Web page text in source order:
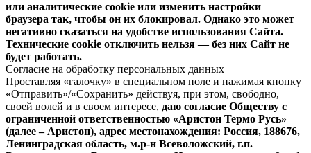
или аналитические cookie или изменить настройки
браузера так, чтобы он их блокировал. Однако это может
негативно сказаться на удобстве использования Сайта.
Технические cookie отключить нельзя — без них Сайт не
будет работать.
Согласие на обработку персональных данных
Проставляя «галочку» в специальном поле и нажимая кнопку
«Отправить»/«Сохранить» действуя, при этом, свободно,
своей волей и в своем интересе, даю согласие Обществу с
ограниченной ответственностью «Аристон Термо Русь»
(далее – Аристон), адрес местонахождения: Россия, 188676,
Ленинградская область, м.р-н Всеволожский, г.п.